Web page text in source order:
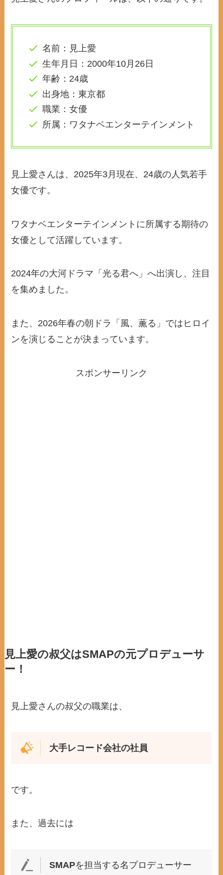
名前：見上愛
生年月日：2000年10月26日
年齢：24歳
出身地：東京都
職業：女優
所属：ワタナベエンターテインメント
見上愛さんは、2025年3月現在、24歳の人気若手
女優です。
ワタナベエンターテインメントに所属する期待の
女優として活躍しています。
2024年の大河ドラマ「光る君へ」へ出演し、注目
を集めました。
また、2026年春の朝ドラ「風、薫る」ではヒロイ
ンを演じることが決まっています。
スポンサーリンク
見上愛の叔父はSMAPの元プロデューサ
ー！
見上愛さんの叔父の職業は、
大手レコード会社の社員
です。
また、過去には
SMAPを担当する名プロデューサー